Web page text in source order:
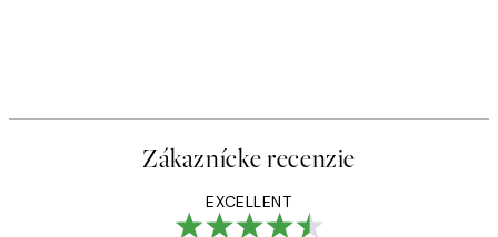
Zákaznícke recenzie
EXCELLENT